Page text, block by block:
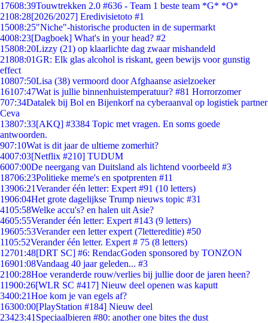
17608:39Touwtrekken 2.0 #636 - Team 1 beste team *G* *O*
2108:28[2026/2027] Eredivisietoto #1
15008:25"Niche"-historische producten in de supermarkt
4008:23[Dagboek] What's in your head? #2
15808:20Lizzy (21) op klaarlichte dag zwaar mishandeld
21808:01GR: Elk glas alcohol is riskant, geen bewijs voor gunstig
effect
10807:50Lisa (38) vermoord door Afghaanse asielzoeker
16107:47Wat is jullie binnenhuistemperatuur? #81 Horrorzomer
707:34Datalek bij Bol en Bijenkorf na cyberaanval op logistiek partner
Ceva
13807:33[AKQ] #3384 Topic met vragen. En soms goede
antwoorden.
907:10Wat is dit jaar de ultieme zomerhit?
4007:03[Netflix #210] TUDUM
6007:00De neergang van Duitsland als lichtend voorbeeld #3
18706:23Politieke meme's en spotprenten #11
13906:21Verander één letter: Expert #91 (10 letters)
1906:04Het grote dagelijkse Trump nieuws topic #31
4105:58Welke accu's? en halen uit Asie?
4605:55Verander één letter: Expert #143 (9 letters)
19605:53Verander een letter expert (7lettereditie) #50
1105:52Verander één letter. Expert # 75 (8 letters)
12701:48[DRT SC] #6: RendacGoden sponsored by TONZON
16901:08Vandaag 40 jaar geleden... #3
2100:28Hoe veranderde rouw/verlies bij jullie door de jaren heen?
11900:26[WLR SC #417] Nieuw deel openen was kaputt
3400:21Hoe kom je van egels af?
16300:00[PlayStation #184] Nieuw deel
23423:41 Speciaalbieren #80: another one bites the dust